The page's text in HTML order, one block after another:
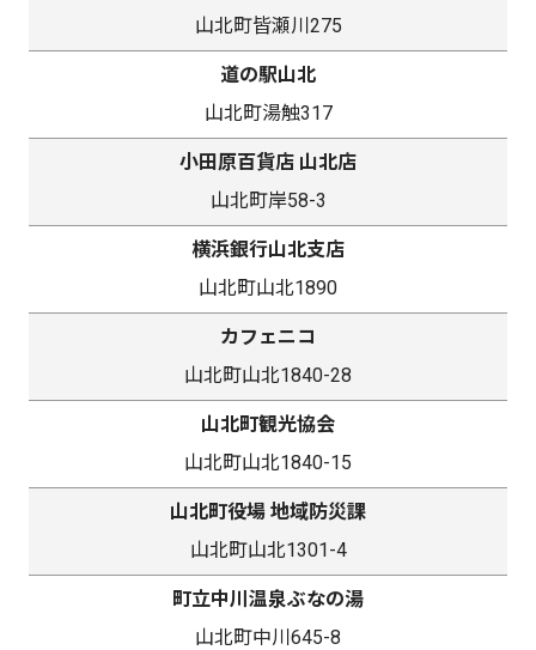
山北町皆瀬川275
道の駅山北
山北町湯触317
小田原百貨店 山北店
山北町岸58-3
横浜銀行山北支店
山北町山北1890
カフェニコ
山北町山北1840-28
山北町観光協会
山北町山北1840-15
山北町役場 地域防災課
山北町山北1301-4
町立中川温泉ぶなの湯
山北町中川645-8